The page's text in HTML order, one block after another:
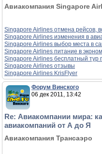
Авиакомпания Singapore
Singapore Airlines отмена рейсов,
Singapore Airlines изменения в
Singapore Airlines выбор места в
Singapore Airlines питание в
Singapore Airlines бесплатный тур
Singapore Airlines отзывы
Singapore Airlines KrisFlyer
Форум Винского
06 дек 2011, 13:42
Re: Авиакомпании мира:
авиакомпаний от А до Я
Авиакомпания Трансаэро